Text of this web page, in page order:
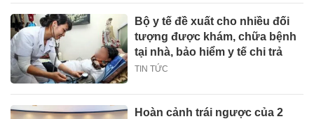
Bộ y tế đề xuất cho nhiều đối
tượng được khám, chữa bệnh
tại nhà, bảo hiểm y tế chi trả
TIN TỨC
Hoàn cảnh trái ngược của 2